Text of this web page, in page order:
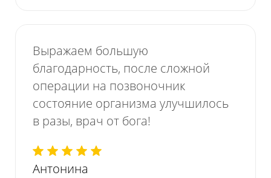
Выражаем большую
благодарность, после сложной
операции на позвоночник
состояние организма улучшилось
в разы, врач от бога!
Антонина